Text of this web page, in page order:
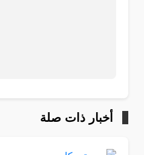
أخبار ذات صلة